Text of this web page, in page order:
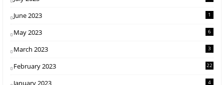
June 2023 1
May 2023 6
March 2023 3
February 2023 22
January 2023 4